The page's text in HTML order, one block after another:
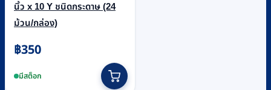
นิ้ว x 10 Y ชนิดกระดาษ (24
ม้วน/กล่อง)
฿350
มีสต็อก